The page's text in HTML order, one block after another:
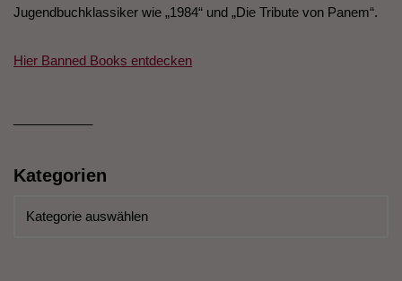
Jugendbuchklassiker wie „1984“ und „Die Tribute von Panem“.
Hier Banned Books entdecken
Kategorien